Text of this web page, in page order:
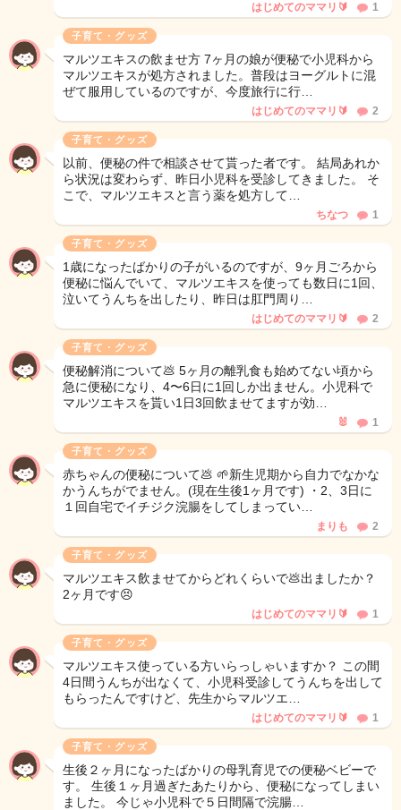
はじめてのママリ🔰 1
子育て・グッズ
マルツエキスの飲ませ方 7ヶ月の娘が便秘で小児科から
マルツエキスが処方されました。普段はヨーグルトに混
ぜて服用しているのですが、今度旅行に行…
はじめてのママリ🔰 2
子育て・グッズ
以前、便秘の件で相談させて貰った者です。 結局あれか
ら状況は変わらず、昨日小児科を受診してきました。 そ
こで、マルツエキスと言う薬を処方して…
ちなつ 1
子育て・グッズ
1歳になったばかりの子がいるのですが、9ヶ月ごろから
便秘に悩んでいて、マルツエキスを使っても数日に1回、
泣いてうんちを出したり、昨日は肛門周り…
はじめてのママリ🔰 2
子育て・グッズ
便秘解消について💩 5ヶ月の離乳食も始めてない頃から
急に便秘になり、4〜6日に1回しか出ません。小児科で
マルツエキスを貰い1日3回飲ませてますが効…
🐰 1
子育て・グッズ
赤ちゃんの便秘について💩 🌱新生児期から自力でなかな
かうんちがでません。(現在生後1ヶ月です) ・2、3日に
１回自宅でイチジク浣腸をしてしまってい…
まりも 2
子育て・グッズ
マルツエキス飲ませてからどれくらいで💩出ましたか？
2ヶ月です😣
はじめてのママリ🔰 1
子育て・グッズ
マルツエキス使っている方いらっしゃいますか？ この間
4日間うんちが出なくて、小児科受診してうんちを出して
もらったんですけど、先生からマルツエ…
はじめてのママリ🔰 1
子育て・グッズ
生後２ヶ月になったばかりの母乳育児での便秘ベビーで
す。 生後１ヶ月過ぎたあたりから、便秘になってしまい
ました。 今じゃ小児科で５日間隔で浣腸…